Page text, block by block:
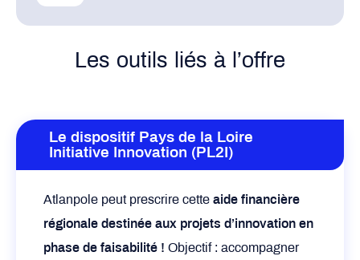
Les outils liés à l’offre
Le dispositif Pays de la Loire
Initiative Innovation (PL2I)
Atlanpole peut prescrire cette aide financière
régionale destinée aux projets d’innovation en
phase de faisabilité ! Objectif : accompagner